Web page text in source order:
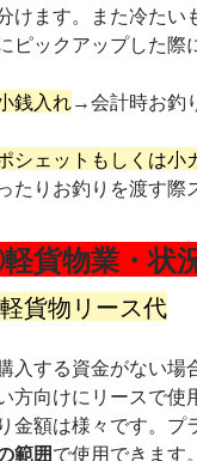
けます。また冷たい
ピックアップした際
銭入れ→会計時お釣
シェットもしくは小
たりお釣りを渡す際
貨物業・状
軽貨物リース代
入する資金がない場
方向けにリースで使
金額は様々です。プ
範囲で使用できます